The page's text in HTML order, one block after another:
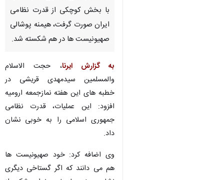
با بخش کوچکی از قدرت نظامی
ایران صورت گرفت، هیمنه پوشالی
صهیونیست ها در هم شکسته شد.
به گزارش ایرنا، حجت الاسلام
والمسلمین سیدمهدی قریشی در
خطبه های این هفته نمازجمعه ارومیه
افزود: این عملیات، قدرت نظامی
جمهوری اسلامی را به خوبی نشان
داد.
وی اضافه کرد: خود صهیونیست ها
هم می دانند که اگر گستاخی دیگری